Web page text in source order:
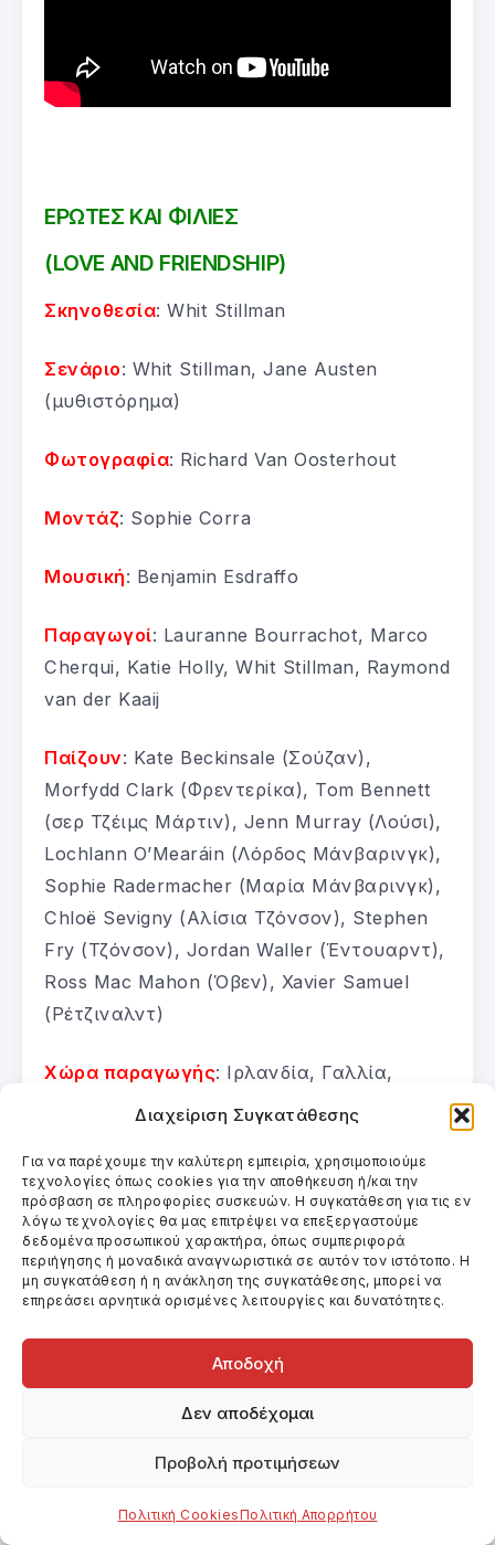
Διαχείριση Συγκατάθεσης
Για να παρέχουμε την καλύτερη εμπειρία, χρησιμοποιούμε
τεχνολογίες όπως cookies για την αποθήκευση ή/και την
πρόσβαση σε πληροφορίες συσκευών. Η συγκατάθεση για τις εν
λόγω τεχνολογίες θα μας επιτρέψει να επεξεργαστούμε
δεδομένα προσωπικού χαρακτήρα, όπως συμπεριφορά
περιήγησης ή μοναδικά αναγνωριστικά σε αυτόν τον ιστότοπο. Η
μη συγκατάθεση ή η ανάκληση της συγκατάθεσης, μπορεί να
επηρεάσει αρνητικά ορισμένες λειτουργίες και δυνατότητες.
Αποδοχή
Δεν αποδέχομαι
Προβολή προτιμήσεων
Πολιτική CookiesΠολιτική Απορρήτου
ΕΡΩΤΕΣ ΚΑΙ ΦΙΛΙΕΣ
(LOVE AND FRIENDSHIP)
Σκηνοθεσία: Whit Stillman
Σενάριο: Whit Stillman, Jane Austen
(μυθιστόρημα)
Φωτογραφία: Richard Van Oosterhout
Μοντάζ: Sophie Corra
Μουσική: Benjamin Esdraffo
Παραγωγοί: Lauranne Bourrachot, Marco
Cherqui, Katie Holly, Whit Stillman, Raymond
van der Kaaij
Παίζουν: Kate Beckinsale (Σούζαν),
Morfydd Clark (Φρεντερίκα), Tom Bennett
(σερ Τζέιμς Μάρτιν), Jenn Murray (Λούσι),
Lochlann O’Mearáin (Λόρδος Μάνβαρινγκ),
Sophie Radermacher (Μαρία Μάνβαρινγκ),
Chloë Sevigny (Αλίσια Τζόνσον), Stephen
Fry (Τζόνσον), Jordan Waller (Έντουαρντ),
Ross Mac Mahon (Όβεν), Xavier Samuel
(Ρέτζιναλντ)
Χώρα παραγωγής: Ιρλανδία, Γαλλία,
Έτος παραγωγής: 2016
Γλώσσα: αγγλικά, γαλλικά
Διάρκεια: 90΄
Είδος: κωμωδία, δράμα, ρομαντική
Εταιρεία διανομής: Strada Films.
Περισσότερες πληροφορίες για τους